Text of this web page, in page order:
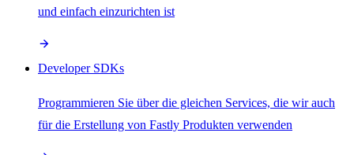
und einfach einzurichten ist
Developer SDKs
Programmieren Sie über die gleichen Services, die wir auch
für die Erstellung von Fastly Produkten verwenden